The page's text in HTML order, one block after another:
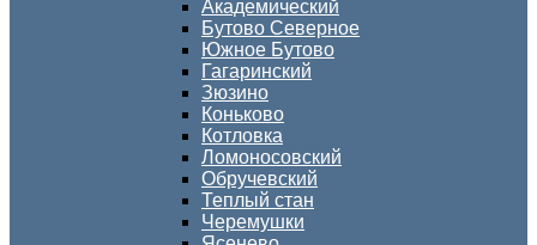
Академический
Бутово Северное
Южное Бутово
Гагаринский
Зюзино
Коньково
Котловка
Ломоносовский
Обручевский
Теплый стан
Черемушки